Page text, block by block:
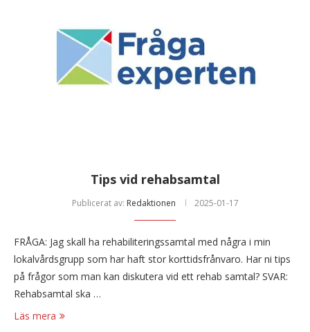
Tips vid rehabsamtal
Publicerat av: Redaktionen 2025-01-17
FRÅGA: Jag skall ha rehabiliteringssamtal med några i min
lokalvårdsgrupp som har haft stor korttidsfrånvaro. Har ni tips
på frågor som man kan diskutera vid ett rehab samtal? SVAR:
Rehabsamtal ska …
Läs mera